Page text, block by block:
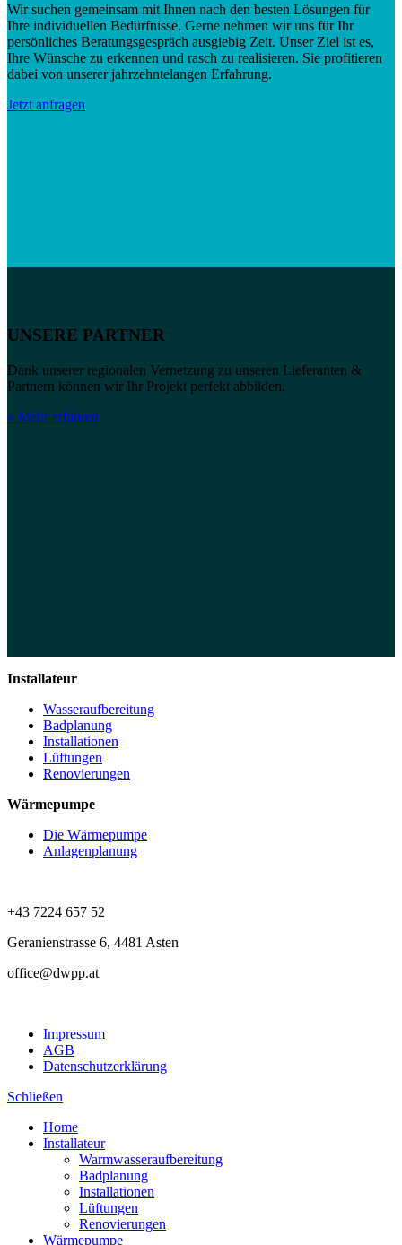
Wir suchen gemeinsam mit Ihnen nach den besten Lösungen für
Ihre individuellen Bedürfnisse. Gerne nehmen wir uns für Ihr
persönliches Beratungsgespräch ausgiebig Zeit. Unser Ziel ist es,
Ihre Wünsche zu erkennen und rasch zu realisieren. Sie profitieren
dabei von unserer jahrzehntelangen Erfahrung.
Jetzt anfragen
UNSERE PARTNER
Dank unserer regionalen Vernetzung zu unseren Lieferanten &
Partnern können wir Ihr Projekt perfekt abbilden.
» Mehr erfahren
Installateur
Wasseraufbereitung
Badplanung
Installationen
Lüftungen
Renovierungen
Wärmepumpe
Die Wärmepumpe
Anlagenplanung
+43 7224 657 52
Geranienstrasse 6, 4481 Asten
office@dwpp.at
Impressum
AGB
Datenschutzerklärung
Schließen
Home
Installateur
Warmwasseraufbereitung
Badplanung
Installationen
Lüftungen
Renovierungen
Wärmepumpe